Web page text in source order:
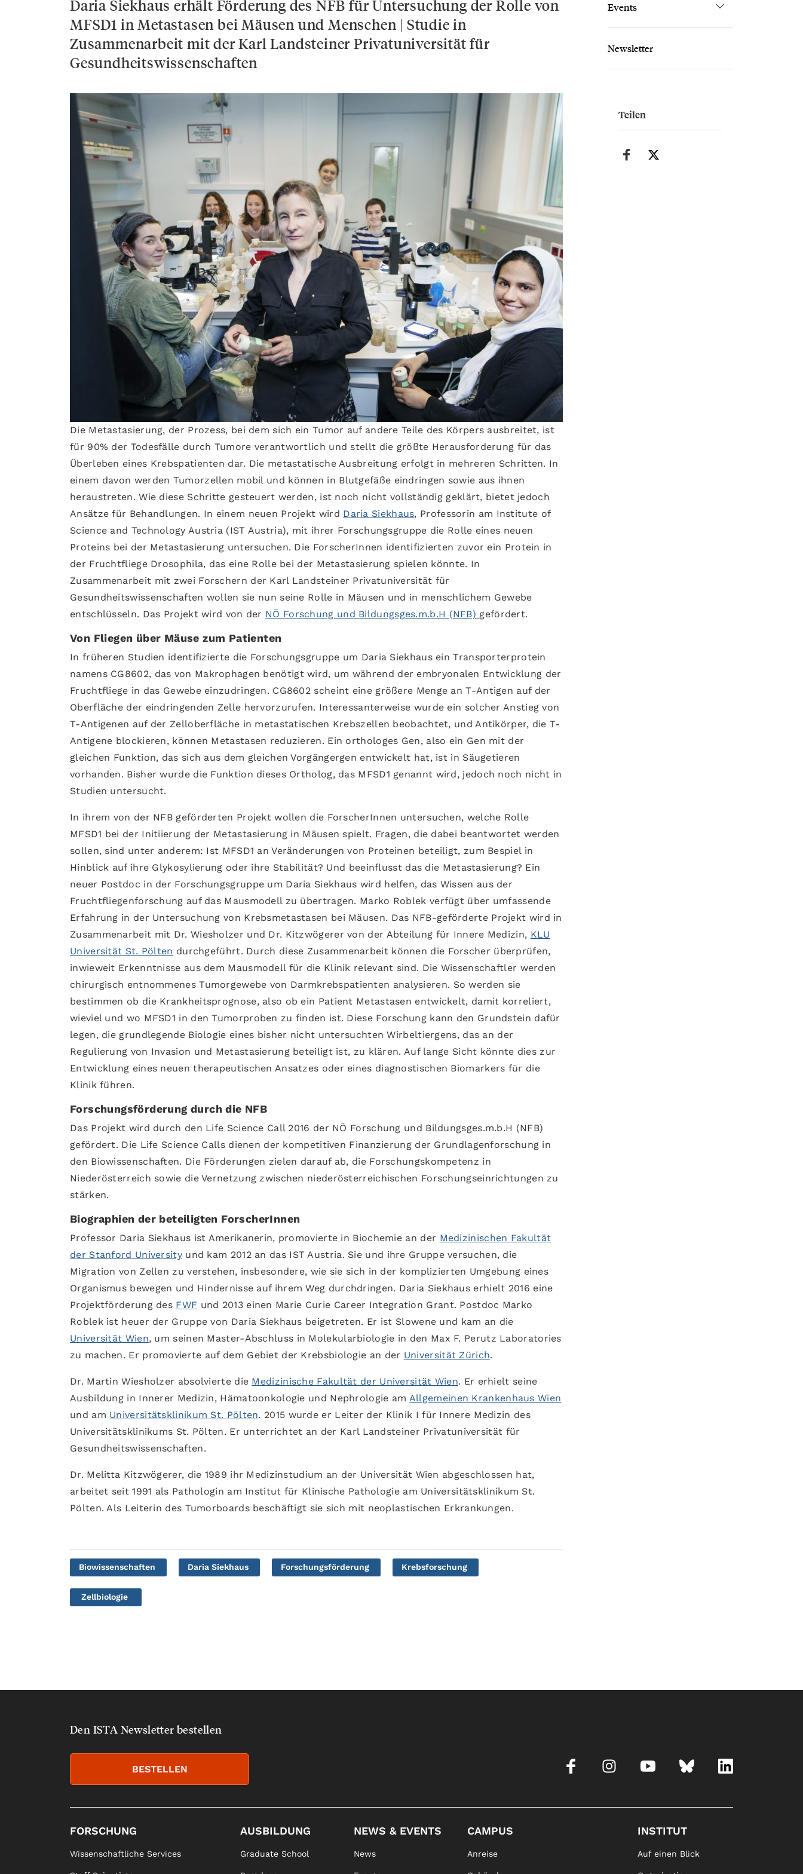
Daria Siekhaus erhält Förderung des NFB für Untersuchung der Rolle von
MFSD1 in Metastasen bei Mäusen und Menschen | Studie in
Zusammenarbeit mit der Karl Landsteiner Privatuniversität für
Gesundheitswissenschaften
Die Metastasierung, der Prozess, bei dem sich ein Tumor auf andere Teile des Körpers ausbreitet, ist
für 90% der Todesfälle durch Tumore verantwortlich und stellt die größte Herausforderung für das
Überleben eines Krebspatienten dar. Die metastatische Ausbreitung erfolgt in mehreren Schritten. In
einem davon werden Tumorzellen mobil und können in Blutgefäße eindringen sowie aus ihnen
heraustreten. Wie diese Schritte gesteuert werden, ist noch nicht vollständig geklärt, bietet jedoch
Ansätze für Behandlungen. In einem neuen Projekt wird Daria Siekhaus, Professorin am Institute of
Science and Technology Austria (IST Austria), mit ihrer Forschungsgruppe die Rolle eines neuen
Proteins bei der Metastasierung untersuchen. Die ForscherInnen identifizierten zuvor ein Protein in
der Fruchtfliege Drosophila, das eine Rolle bei der Metastasierung spielen könnte. In
Zusammenarbeit mit zwei Forschern der Karl Landsteiner Privatuniversität für
Gesundheitswissenschaften wollen sie nun seine Rolle in Mäusen und in menschlichem Gewebe
entschlüsseln. Das Projekt wird von der NÖ Forschung und Bildungsges.m.b.H (NFB) gefördert.
Von Fliegen über Mäuse zum Patienten
In früheren Studien identifizierte die Forschungsgruppe um Daria Siekhaus ein Transporterprotein
namens CG8602, das von Makrophagen benötigt wird, um während der embryonalen Entwicklung der
Fruchtfliege in das Gewebe einzudringen. CG8602 scheint eine größere Menge an T-Antigen auf der
Oberfläche der eindringenden Zelle hervorzurufen. Interessanterweise wurde ein solcher Anstieg von
T-Antigenen auf der Zelloberfläche in metastatischen Krebszellen beobachtet, und Antikörper, die T-
Antigene blockieren, können Metastasen reduzieren. Ein orthologes Gen, also ein Gen mit der
gleichen Funktion, das sich aus dem gleichen Vorgängergen entwickelt hat, ist in Säugetieren
vorhanden. Bisher wurde die Funktion dieses Ortholog, das MFSD1 genannt wird, jedoch noch nicht in
Studien untersucht.
In ihrem von der NFB geförderten Projekt wollen die ForscherInnen untersuchen, welche Rolle
MFSD1 bei der Initiierung der Metastasierung in Mäusen spielt. Fragen, die dabei beantwortet werden
sollen, sind unter anderem: Ist MFSD1 an Veränderungen von Proteinen beteiligt, zum Bespiel in
Hinblick auf ihre Glykosylierung oder ihre Stabilität? Und beeinflusst das die Metastasierung? Ein
neuer Postdoc in der Forschungsgruppe um Daria Siekhaus wird helfen, das Wissen aus der
Fruchtfliegenforschung auf das Mausmodell zu übertragen. Marko Roblek verfügt über umfassende
Erfahrung in der Untersuchung von Krebsmetastasen bei Mäusen. Das NFB-geförderte Projekt wird in
Zusammenarbeit mit Dr. Wiesholzer und Dr. Kitzwögerer von der Abteilung für Innere Medizin, KLU
Universität St. Pölten durchgeführt. Durch diese Zusammenarbeit können die Forscher überprüfen,
inwieweit Erkenntnisse aus dem Mausmodell für die Klinik relevant sind. Die Wissenschaftler werden
chirurgisch entnommenes Tumorgewebe von Darmkrebspatienten analysieren. So werden sie
bestimmen ob die Krankheitsprognose, also ob ein Patient Metastasen entwickelt, damit korreliert,
wieviel und wo MFSD1 in den Tumorproben zu finden ist. Diese Forschung kann den Grundstein dafür
legen, die grundlegende Biologie eines bisher nicht untersuchten Wirbeltiergens, das an der
Regulierung von Invasion und Metastasierung beteiligt ist, zu klären. Auf lange Sicht könnte dies zur
Entwicklung eines neuen therapeutischen Ansatzes oder eines diagnostischen Biomarkers für die
Klinik führen.
Forschungsförderung durch die NFB
Das Projekt wird durch den Life Science Call 2016 der NÖ Forschung und Bildungsges.m.b.H (NFB)
gefördert. Die Life Science Calls dienen der kompetitiven Finanzierung der Grundlagenforschung in
den Biowissenschaften. Die Förderungen zielen darauf ab, die Forschungskompetenz in
Niederösterreich sowie die Vernetzung zwischen niederösterreichischen Forschungseinrichtungen zu
stärken.
Biographien der beteiligten ForscherInnen
Professor Daria Siekhaus ist Amerikanerin, promovierte in Biochemie an der Medizinischen Fakultät
der Stanford Universityund kam 2012 an das IST Austria. Sie und ihre Gruppe versuchen, die
Migration von Zellen zu verstehen, insbesondere, wie sie sich in der komplizierten Umgebung eines
Organismus bewegen und Hindernisse auf ihrem Weg durchdringen. Daria Siekhaus erhielt 2016 eine
Projektförderung des FWF und 2013 einen Marie Curie Career Integration Grant. Postdoc Marko
Roblek ist heuer der Gruppe von Daria Siekhaus beigetreten. Er ist Slowene und kam an die
Universität Wien, um seinen Master-Abschluss in Molekularbiologie in den Max F. Perutz Laboratories
zu machen. Er promovierte auf dem Gebiet der Krebsbiologie an der Universität Zürich.
Dr. Martin Wiesholzer absolvierte die Medizinische Fakultät der Universität Wien. Er erhielt seine
Ausbildung in Innerer Medizin, Hämatoonkologie und Nephrologie am Allgemeinen Krankenhaus Wien
und am Universitätsklinikum St. Pölten. 2015 wurde er Leiter der Klinik I für Innere Medizin des
Universitätsklinikums St. Pölten. Er unterrichtet an der Karl Landsteiner Privatuniversität für
Gesundheitswissenschaften.
Dr. Melitta Kitzwögerer, die 1989 ihr Medizinstudium an der Universität Wien abgeschlossen hat,
arbeitet seit 1991 als Pathologin am Institut für Klinische Pathologie am Universitätsklinikum St.
Pölten. Als Leiterin des Tumorboards beschäftigt sie sich mit neoplastischen Erkrankungen.
Biowissenschaften Daria Siekhaus Forschungsförderung Krebsforschung
Zellbiologie
Events
Newsletter
Teilen
Den ISTA Newsletter bestellen
BESTELLEN
FORSCHUNG
Wissenschaftliche Services
AUSBILDUNG
Graduate School
NEWS & EVENTS
News
CAMPUS
Anreise
INSTITUT
Auf einen Blick